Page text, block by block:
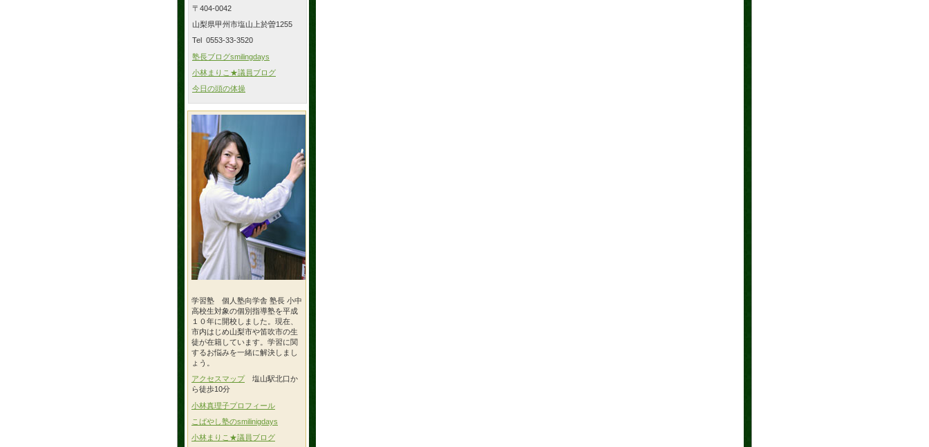
〒404-0042
山梨県甲州市塩山上於曽1255
Tel 0553-33-3520
塾長ブログsmilingdays
小林まりこ★議員ブログ
今日の頭の体操
学習塾 個人塾向学舎 塾長 小中
高校生対象の個別指導塾を平成
１０年に開校しました。現在、
市内はじめ山梨市や笛吹市の生
徒が在籍しています。学習に関
するお悩みを一緒に解決しまし
ょう。
アクセスマップ 塩山駅北口か
ら徒歩10分
小林真理子プロフィール
こばやし塾のsmilinigdays
小林まりこ★議員ブログ